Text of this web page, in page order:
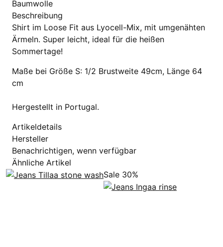
Baumwolle
Beschreibung
Shirt im Loose Fit aus Lyocell-Mix, mit umgenähten
Ärmeln. Super leicht, ideal für die heißen
Sommertage!
Maße bei Größe S: 1/2 Brustweite 49cm, Länge 64
cm
Hergestellt in Portugal.
Artikeldetails
Hersteller
Benachrichtigen, wenn verfügbar
Ähnliche Artikel
Sale 30%